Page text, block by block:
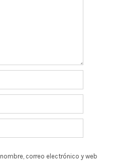
correo electrónico y web